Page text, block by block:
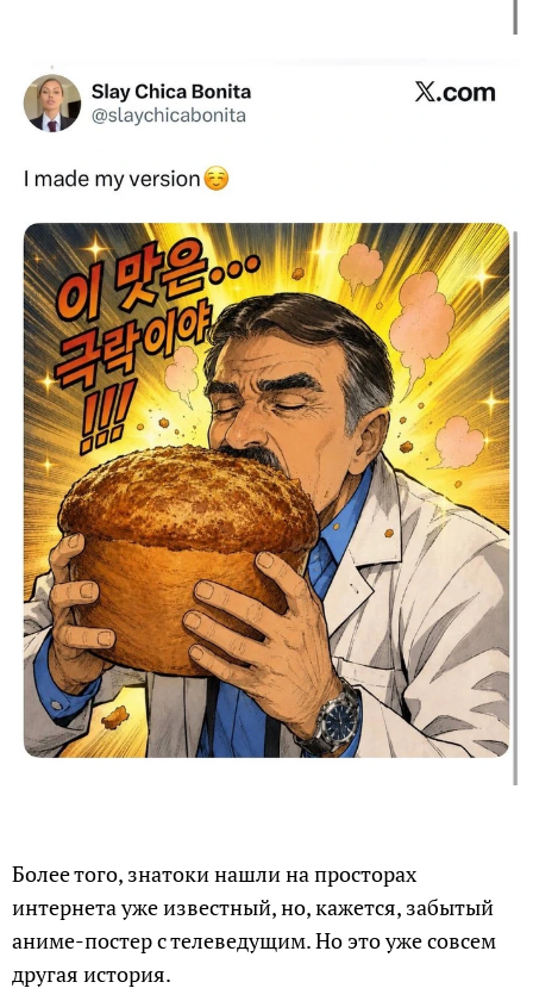
Более того, знатоки нашли на просторах
интернета уже известный, но, кажется, забытый
аниме-постер с телеведущим. Но это уже совсем
другая история.